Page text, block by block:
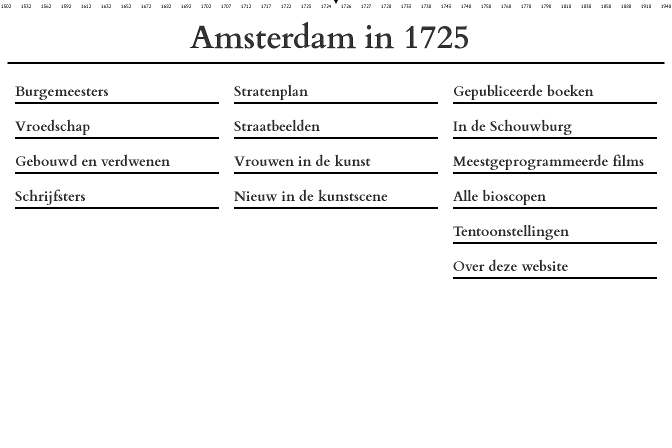
1502 1532 1562 1592 1612 1632 1652 1672 1682 1692 1702 1707 1712 1717 1722 1723 1724 1726 1727 1728 1733 1738 1743 1748 1758 1768 1778 1798 1818 1838 1858 1888 1918 1948
Amsterdam in
Burgemeesters
Vroedschap
Gebouwd en verdwenen
Schrijfsters
Stratenplan
Straatbeelden
Vrouwen in de kunst
Nieuw in de kunstscene
Gepubliceerde boeken
In de Schouwburg
Meestgeprogrammeerde films
Alle bioscopen
Tentoonstellingen
Over deze website